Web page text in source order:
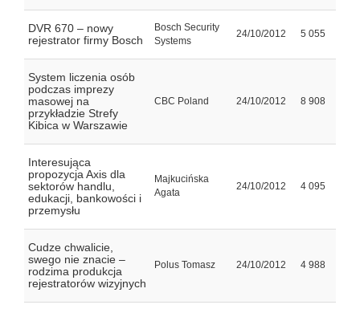
DVR 670 – nowy
rejestrator firmy Bosch
Bosch Security
Systems
24/10/2012 5 055
System liczenia osób
podczas imprezy
masowej na
przykładzie Strefy
Kibica w Warszawie
CBC Poland 24/10/2012 8 908
Interesująca
propozycja Axis dla
sektorów handlu,
edukacji, bankowości i
przemysłu
Majkucińska
Agata
24/10/2012 4 095
Cudze chwalicie,
swego nie znacie –
rodzima produkcja
rejestratorów wizyjnych
Polus Tomasz 24/10/2012 4 988